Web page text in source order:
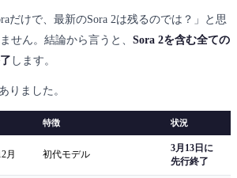
だけで、最新のSora 2は残るのでは？」と思
せん。結論から言うと、 Sora 2を含む全ての
します。
りました。
特徴 状況
月 初代モデル
3月13日に
先行終了